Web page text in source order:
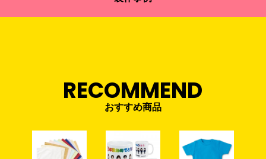
RECOMMEND
おすすめ商品